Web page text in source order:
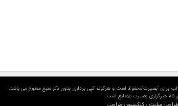
برای "بصیرت"محفوظ است و هرگونه کپی برداری بدون ذکر منبع ممنوع می باشد.
نام خبرگزاری بصیرت بلامانع است.